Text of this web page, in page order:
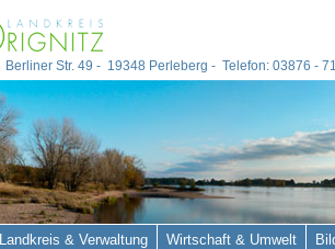
Berliner Str. 49 - 19348 Perleberg - Telefon: 03876 -
Landkreis & Verwaltung Wirtschaft & Umwelt